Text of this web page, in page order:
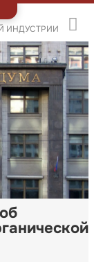
ИНДУСТРИИ